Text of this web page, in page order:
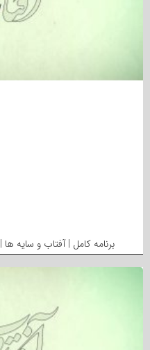
برنامه کامل | آفتاب و سایه ها | ۱۴۰۴.۱۱.۲۵ | استاد شهیدی فیاض